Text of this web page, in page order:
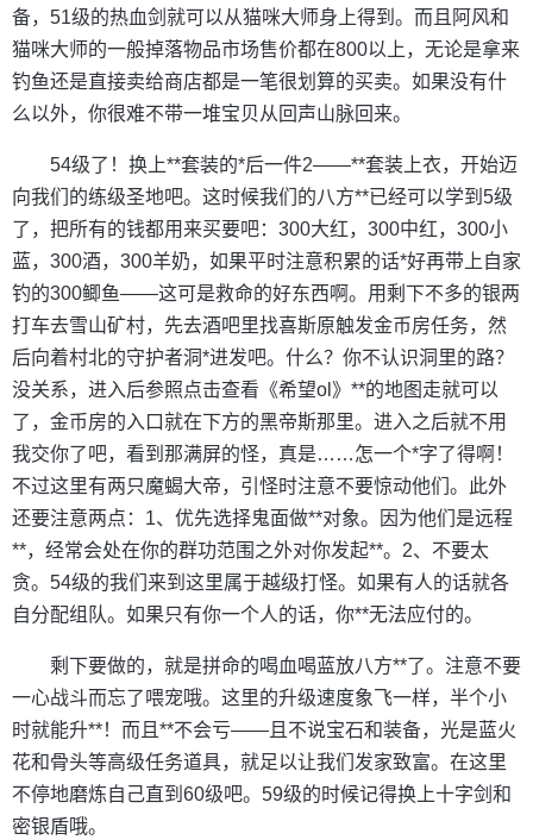
备，51级的热血剑就可以从猫咪大师身上得到。而且阿风和
猫咪大师的一般掉落物品市场售价都在800以上，无论是拿来
钓鱼还是直接卖给商店都是一笔很划算的买卖。如果没有什
么以外，你很难不带一堆宝贝从回声山脉回来。
54级了！换上**套装的*后一件2——**套装上衣，开始迈
向我们的练级圣地吧。这时候我们的八方**已经可以学到5级
了，把所有的钱都用来买要吧：300大红，300中红，300小
蓝，300酒，300羊奶，如果平时注意积累的话*好再带上自家
钓的300鲫鱼——这可是救命的好东西啊。用剩下不多的银两
打车去雪山矿村，先去酒吧里找喜斯原触发金币房任务，然
后向着村北的守护者洞*进发吧。什么？你不认识洞里的路？
没关系，进入后参照点击查看《希望ol》**的地图走就可以
了，金币房的入口就在下方的黑帝斯那里。进入之后就不用
我交你了吧，看到那满屏的怪，真是……怎一个*字了得啊！
不过这里有两只魔蝎大帝，引怪时注意不要惊动他们。此外
还要注意两点：1、优先选择鬼面做**对象。因为他们是远程
**，经常会处在你的群功范围之外对你发起**。2、不要太
贪。54级的我们来到这里属于越级打怪。如果有人的话就各
自分配组队。如果只有你一个人的话，你**无法应付的。
剩下要做的，就是拼命的喝血喝蓝放八方**了。注意不要
一心战斗而忘了喂宠哦。这里的升级速度象飞一样，半个小
时就能升**！而且**不会亏——且不说宝石和装备，光是蓝火
花和骨头等高级任务道具，就足以让我们发家致富。在这里
不停地磨炼自己直到60级吧。59级的时候记得换上十字剑和
密银盾哦。